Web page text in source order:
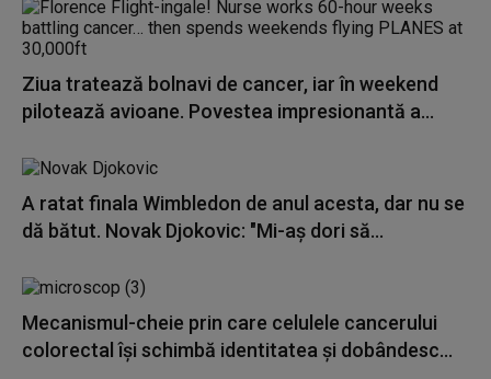
Ziua tratează bolnavi de cancer, iar în weekend
pilotează avioane. Povestea impresionantă a...
A ratat finala Wimbledon de anul acesta, dar nu se
dă bătut. Novak Djokovic: "Mi-aş dori să...
Mecanismul-cheie prin care celulele cancerului
colorectal îşi schimbă identitatea şi dobândesc...